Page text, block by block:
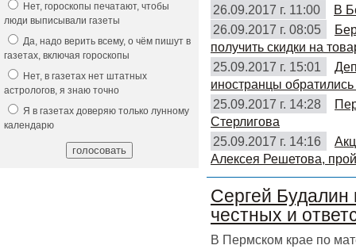
26.09.2017 г. 11:00
В
26.09.2017 г. 08:05
получить скидки на
25.09.2017 г. 15:01
иностранцы обратились
25.09.2017 г. 14:28
Стерлигова
25.09.2017 г. 14:16
Алексея Решетова,
Сергей Будалин
честных и
В Пермском крае по
Нет, гороскопы печатают, чтобы
люди выписывали газеты
Да, надо верить всему, о чём пишут в
газетах, включая гороскопы
Нет, в газетах нет штатных
астрологов, я знаю точно
Я в газетах доверяю только лунному
календарю